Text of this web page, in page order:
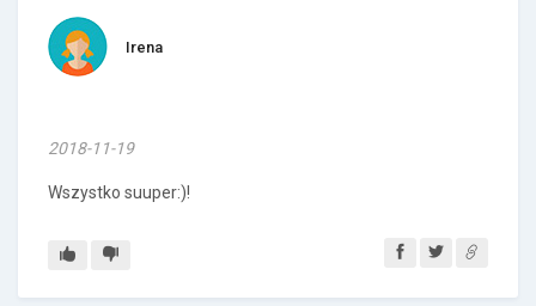
Irena
2018-11-19
Wszystko suuper:)!